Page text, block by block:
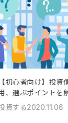
【初心者向け】投
、選ぶポイントを
資する2020.11.06